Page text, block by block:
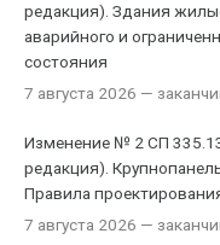
редакция). Здания
аварийного и
состояния
7 августа 2026 —
Изменение № 2 СП
редакция).
Правила
7 августа 2026 —